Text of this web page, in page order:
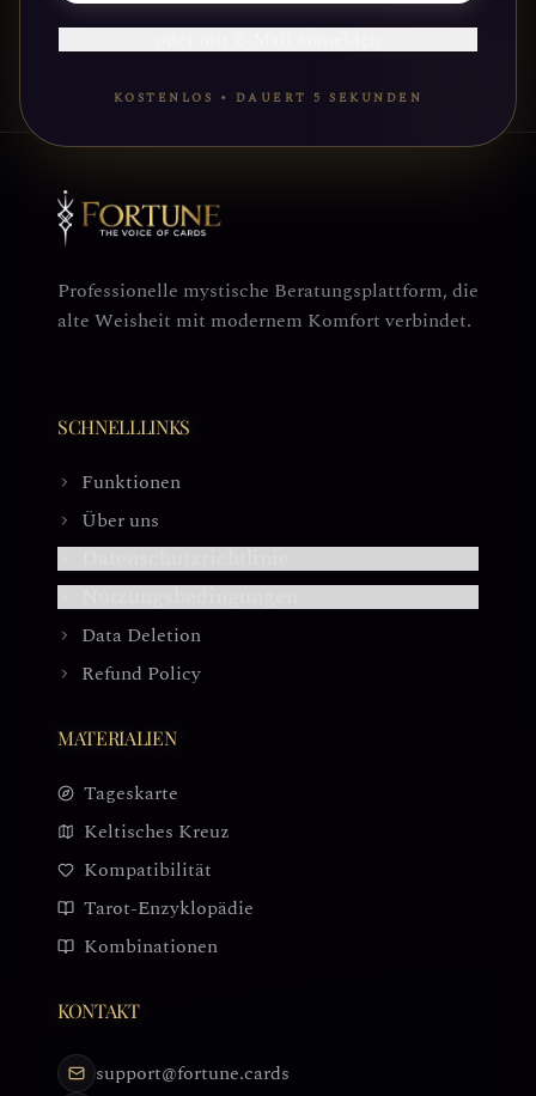
KOSTENLOS • DAUERT 5 SEKUNDEN
Professionelle mystische Beratungsplattform, die
alte Weisheit mit modernem Komfort verbindet.
SCHNELLLINKS
Funktionen
Über uns
Data Deletion
Refund Policy
MATERIALIEN
Tageskarte
Keltisches Kreuz
Kompatibilität
Tarot-Enzyklopädie
Kombinationen
KONTAKT
support@fortune.cards